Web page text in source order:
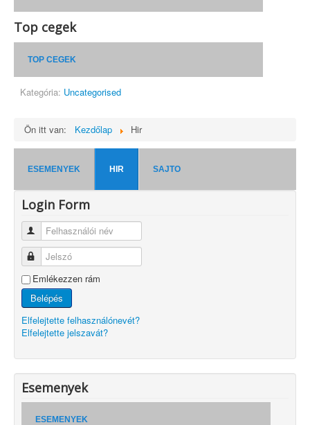
Top cegek
TOP CEGEK
Kategória: Uncategorised
Ön itt van: Kezdőlap Hir
ESEMENYEK HIR SAJTO
Login Form
Felhasználói név
Jelszó
Emlékezzen rám
Belépés
Elfelejtette felhasználónevét?
Elfelejtette jelszavát?
Esemenyek
ESEMENYEK